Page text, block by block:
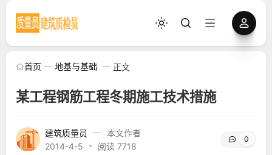
首页 地基与基础 正文
某工程钢筋工程冬期施工技术措施
建筑质量员
本文作者
2014-4-5
阅读 7718
0